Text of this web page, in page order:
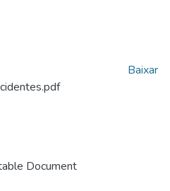
Document
Baixar